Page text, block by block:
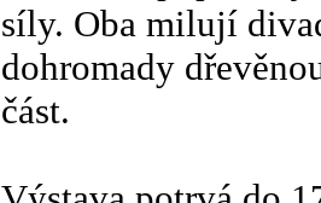
síly. Oba milují
dohromady
část.